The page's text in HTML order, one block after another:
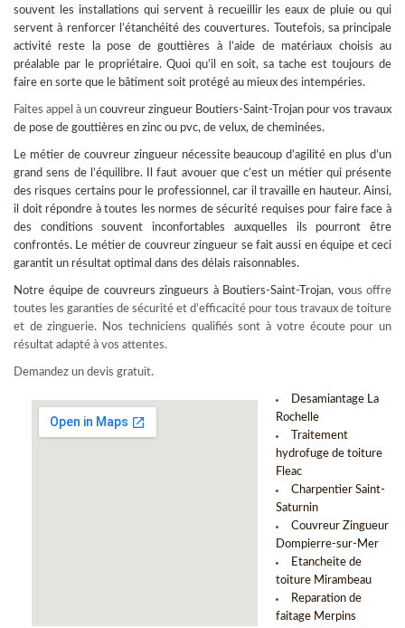
souvent les installations qui servent à recueillir les eaux de pluie ou qui
servent à renforcer l’étanchéité des couvertures. Toutefois, sa principale
activité reste la pose de gouttières à l’aide de matériaux choisis au
préalable par le propriétaire. Quoi qu’il en soit, sa tache est toujours de
faire en sorte que le bâtiment soit protégé au mieux des intempéries.
Faites appel à un couvreur zingueur Boutiers-Saint-Trojan pour vos travaux
de pose de gouttières en zinc ou pvc, de velux, de cheminées.
Le métier de couvreur zingueur nécessite beaucoup d’agilité en plus d’un
grand sens de l’équilibre. Il faut avouer que c’est un métier qui présente
des risques certains pour le professionnel, car il travaille en hauteur. Ainsi,
il doit répondre à toutes les normes de sécurité requises pour faire face à
des conditions souvent inconfortables auxquelles ils pourront être
confrontés. Le métier de couvreur zingueur se fait aussi en équipe et ceci
garantit un résultat optimal dans des délais raisonnables.
Notre équipe de couvreurs zingueurs à Boutiers-Saint-Trojan, vous offre
toutes les garanties de sécurité et d’efficacité pour tous travaux de toiture
et de zinguerie. Nos techniciens qualifiés sont à votre écoute pour un
résultat adapté à vos attentes.
Demandez un devis gratuit.
Desamiantage La
Rochelle
Traitement
hydrofuge de toiture
Fleac
Charpentier Saint-
Saturnin
Couvreur Zingueur
Dompierre-sur-Mer
Etancheite de
toiture Mirambeau
Reparation de
faitage Merpins